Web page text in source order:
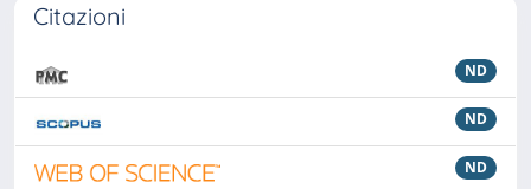
Citazioni
ND
ND
ND